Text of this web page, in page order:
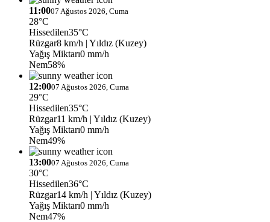
11:0007 Ağustos 2026, Cuma
28°C
Hissedilen35°C
Rüzgar8 km/h | Yıldız (Kuzey)
Yağış Miktarı0 mm/h
Nem58%
12:0007 Ağustos 2026, Cuma
29°C
Hissedilen35°C
Rüzgar11 km/h | Yıldız (Kuzey)
Yağış Miktarı0 mm/h
Nem49%
13:0007 Ağustos 2026, Cuma
30°C
Hissedilen36°C
Rüzgar14 km/h | Yıldız (Kuzey)
Yağış Miktarı0 mm/h
Nem47%